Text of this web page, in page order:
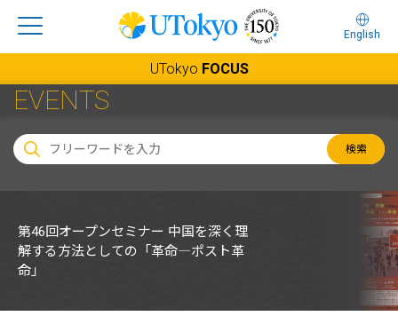
English
UTokyo FOCUS
EVENTS
検索
第46回オープンセミナー 中国を深く理
解する方法としての「革命―ポスト革
命」